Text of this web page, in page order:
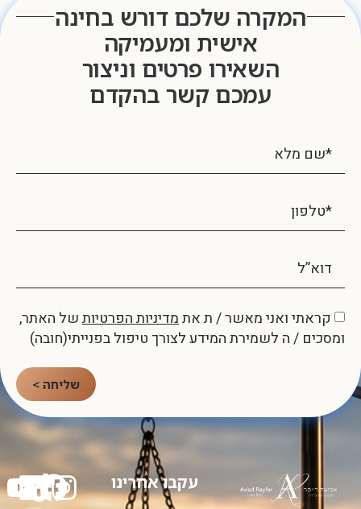
המקרה שלכם דורש בחינה
אישית ומעמיקה
השאירו פרטים וניצור
עמכם קשר בהקדם
קראתי ואני מאשר / ת אתמדיניות הפרטיותשל האתר,
ומסכים / ה לשמירת המידע לצורך טיפול בפנייתי(חובה)
שליחה >
עקבו אחרינו